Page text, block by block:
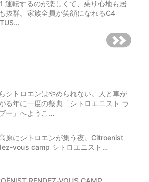
運転するのが楽しくて、乗り心地も居
抜群。家族全員が笑顔になれるC4
シトロエンはやめられない。人と車が
る年に一度の祭典「シトロエニスト ラ
ー」へようこ…
原にシトロエンが集う夜。Citroenist
vous camp シトロエニスト…